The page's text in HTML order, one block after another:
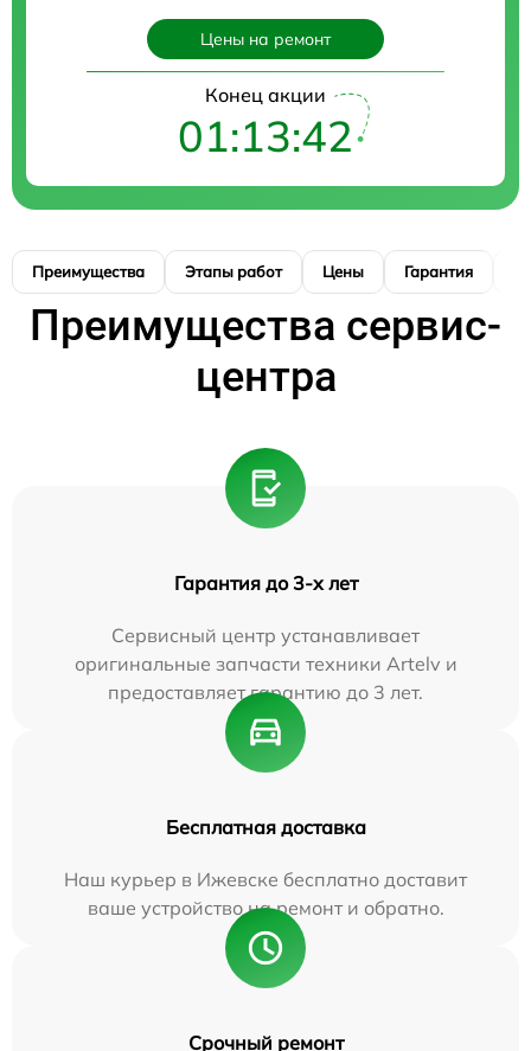
Цены на ремонт
Конец акции
01:13:41
Преимущества Этапы работ Цены Гарантия
Преимущества сервис-
центра
Гарантия до 3-х лет
Сервисный центр устанавливает
оригинальные запчасти техники Artelv и
предоставляет гарантию до 3 лет.
Бесплатная доставка
Наш курьер в Ижевске бесплатно доставит
ваше устройство на ремонт и обратно.
Срочный ремонт